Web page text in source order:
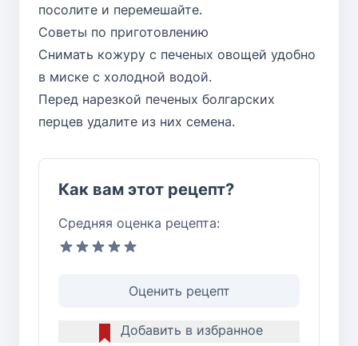
посолите и перемешайте.
Советы по приготовлению
Снимать кожуру с печеных овощей удобно
в миске с холодной водой.
Перед нарезкой печеных болгарских
перцев удалите из них семена.
Как вам этот рецепт?
Средняя оценка рецепта:
Оценить рецепт
Добавить в избранное